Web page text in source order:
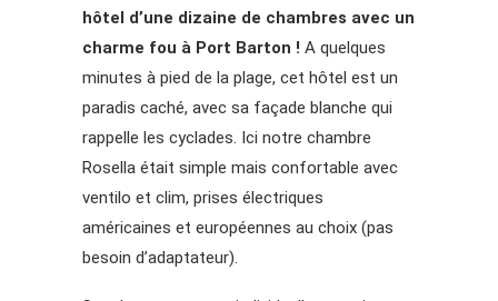
hôtel d’une dizaine de chambres avec un
charme fou à Port Barton ! A quelques
minutes à pied de la plage, cet hôtel est un
paradis caché, avec sa façade blanche qui
rappelle les cyclades. Ici notre chambre
Rosella était simple mais confortable avec
ventilo et clim, prises électriques
américaines et européennes au choix (pas
besoin d’adaptateur).